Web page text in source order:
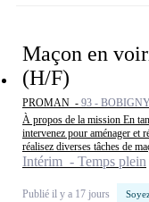
Maçon en
(H/F)
PROMAN - 93 - BOBIGNY
À propos de la mission En
intervenez pour aménager et
réalisez diverses tâches de
Intérim - Temps plein
Publié il y a 17 jours